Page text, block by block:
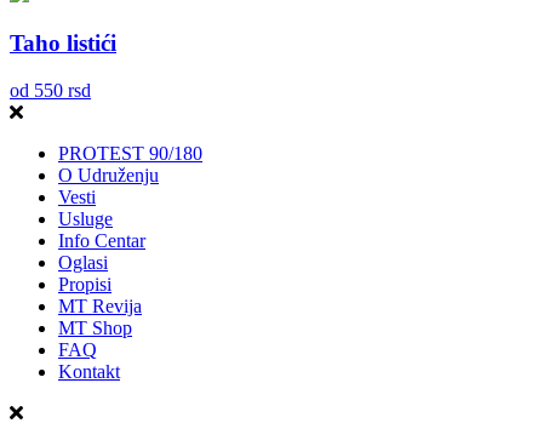
Taho listići
od 550 rsd
PROTEST 90/180
O Udruženju
Vesti
Usluge
Info Centar
Oglasi
Propisi
MT Revija
MT Shop
FAQ
Kontakt